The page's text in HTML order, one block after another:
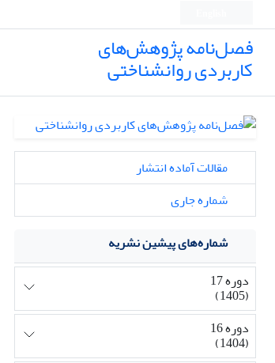
فصل‌نامه پژوهش‌های
کاربردی روانشناختی
مقالات آماده انتشار
شماره جاری
شماره‌های پیشین نشریه
دوره 17
(1405)
دوره 16
(1404)